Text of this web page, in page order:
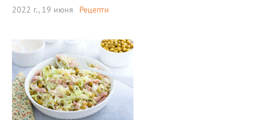
2022 г., 19 июня Рецепти